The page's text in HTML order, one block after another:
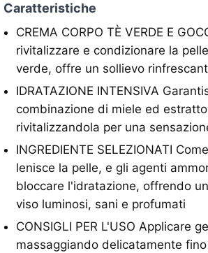
Caratteristiche
CREMA CORPO TÈ VERDE E
rivitalizzare e condizionare la
verde, offre un sollievo
IDRATAZIONE INTENSIVA
combinazione di miele ed
rivitalizzandola per una
INGREDIENTE SELEZIONATI
lenisce la pelle, e gli agenti
bloccare l'idratazione, offrendo
viso luminosi, sani e profumati
CONSIGLI PER L'USO Applicare
massaggiando delicatamente